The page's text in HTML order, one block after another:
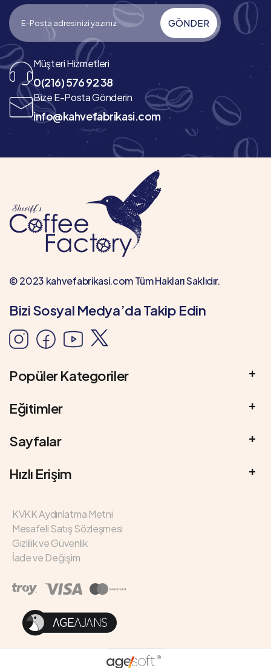
GÖNDER
Müşteri Hizmetleri
0(216) 576 92 38
Bize E-Posta Gönderin
info@kahvefabrikasi.com
© 2023 kahvefabrikasi.com Tüm Hakları Saklıdır.
Bizi Sosyal Medya’da Takip Edin
Popüler Kategoriler
Eğitimler
Sayfalar
Hızlı Erişim
KVKK Aydınlatma Metni
Mesafeli Satış Sözleşmesi
Gizlilik ve Güvenlik
İade ve Değişim